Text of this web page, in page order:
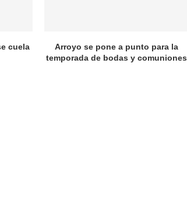
cuela
Arroyo se pone a punto para la
temporada de bodas y comuniones